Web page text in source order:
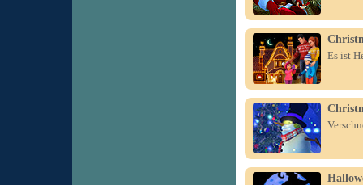
Es ist